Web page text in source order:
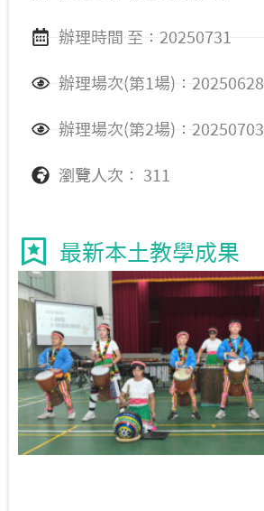
辦理時間 至：20250731
辦理場次(第1場)：20250628
辦理場次(第2場)：20250703
瀏覽人次： 311
最新本土教學成果